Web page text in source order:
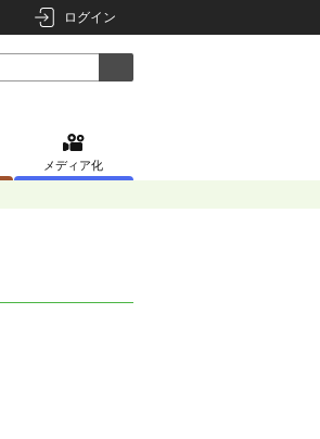
ログイン
メディア化